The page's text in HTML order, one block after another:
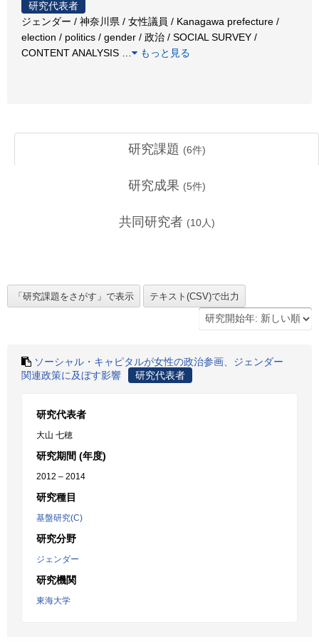
研究代表者
ジェンダー / 神奈川県 / 女性議員 / Kanagawa prefecture /
election / politics / gender / 政治 / SOCIAL SURVEY /
CONTENT ANALYSIS
もっと見る
研究課題 (6件)
研究成果 (5件)
共同研究者 (10人)
ソーシャル・キャピタルが女性の政治参画、ジェンダー
関連政策に及ぼす影響
研究代表者
研究代表者
大山 七穂
研究期間 (年度)
2012 – 2014
研究種目
基盤研究(C)
研究分野
ジェンダー
研究機関
東海大学